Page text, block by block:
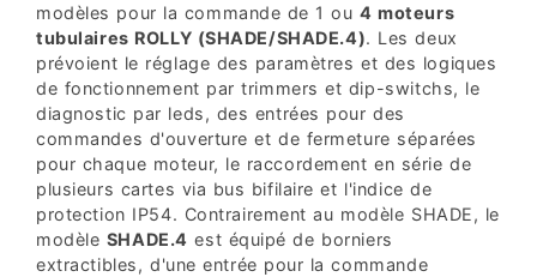
modèles pour la commande de 1 ou4 moteurs
tubulaires ROLLY (SHADE/SHADE.4). Les deux
prévoient le réglage des paramètres et des logiques
de fonctionnement par trimmers et dip-switchs, le
diagnostic par leds, des entrées pour des
commandes d'ouverture et de fermeture séparées
pour chaque moteur, le raccordement en série de
plusieurs cartes via bus bifilaire et l'indice de
protection IP54. Contrairement au modèle SHADE, le
modèle SHADE.4 est équipé de borniers
extractibles, d'une entrée pour la commande